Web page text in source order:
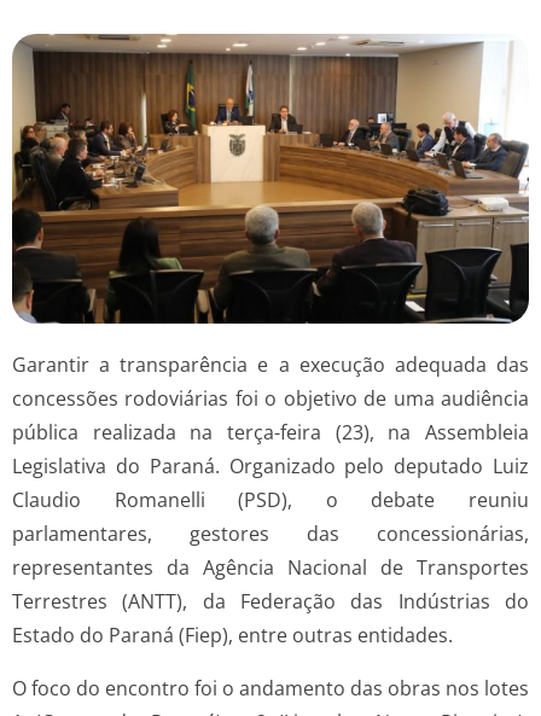
Garantir a transparência e a execução adequada das
concessões rodoviárias foi o objetivo de uma audiência
pública realizada na terça-feira (23), na Assembleia
Legislativa do Paraná. Organizado pelo deputado Luiz
Claudio Romanelli (PSD), o debate reuniu
parlamentares, gestores das concessionárias,
representantes da Agência Nacional de Transportes
Terrestres (ANTT), da Federação das Indústrias do
Estado do Paraná (Fiep), entre outras entidades.
O foco do encontro foi o andamento das obras nos lotes